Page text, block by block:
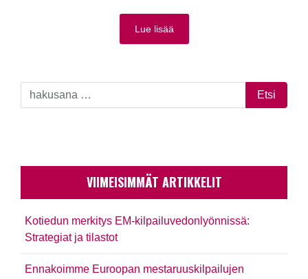
Lue lisää
VIIMEISIMMÄT ARTIKKELIT
Kotiedun merkitys EM-kilpailuvedonlyönnissä:
Strategiat ja tilastot
Ennakoimme Euroopan mestaruuskilpailujen